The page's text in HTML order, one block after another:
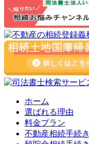
ホーム
選ばれる理由
料金プラン
不動産相続手続き